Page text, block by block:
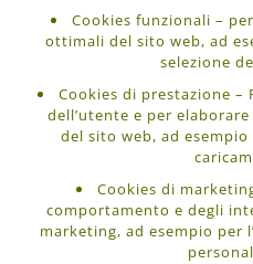
Cookies funzionali –
ottimali del sito web, ad
selezione
Cookies di prestazione –
dell’utente e per
del sito web, ad
Cookies di
comportamento e degli
marketing, ad esempio per